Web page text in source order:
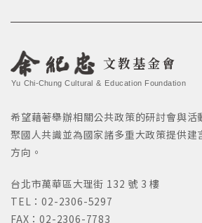
文教基金會
Yu Chi-Chung Cultural & Education Foundation
希望藉著舉辦相關公共政策的研討會與活
聚國人共識並為國家諸多重大政策提供建
方向。
台北市萬華區大理街 132 號 3 樓
TEL：02-2306-5297
FAX：02-2306-7783